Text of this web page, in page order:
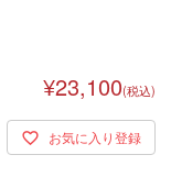
¥23,100(税込)